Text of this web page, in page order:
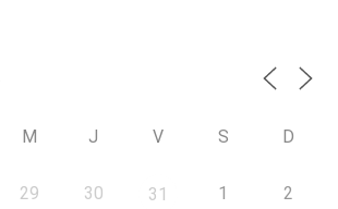
M J V S D
29 30 31 1 2